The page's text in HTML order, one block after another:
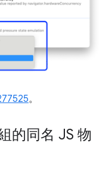
。
的同名 JS 物